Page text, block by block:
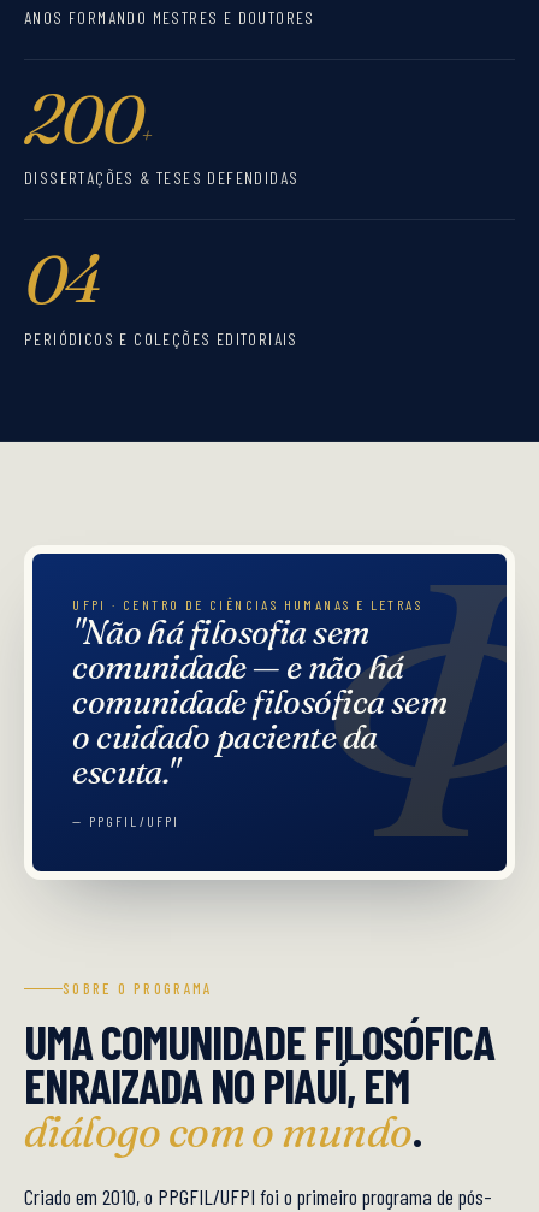
ANOS FORMANDO MESTRES E DOUTORES
200+
DISSERTAÇÕES & TESES DEFENDIDAS
04
PERIÓDICOS E COLEÇÕES EDITORIAIS
UFPI · CENTRO DE CIÊNCIAS HUMANAS E LETRAS
"Não há filosofia sem
comunidade — e não há
comunidade filosófica sem
o cuidado paciente da
escuta."
— PPGFIL/UFPI
SOBRE O PROGRAMA
UMA COMUNIDADE FILOSÓFICA
ENRAIZADA NO PIAUÍ, EM
diálogo com o mundo.
Criado em 2010, o PPGFIL/UFPI foi o primeiro programa de pós-